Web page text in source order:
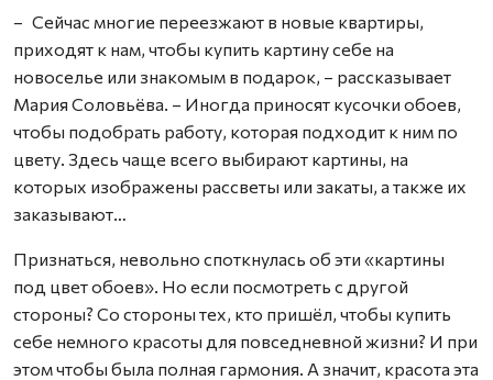
– Сейчас многие переезжают в новые квартиры,
приходят к нам, чтобы купить картину себе на
новоселье или знакомым в подарок, – рассказывает
Мария Соловьёва. – Иногда приносят кусочки обоев,
чтобы подобрать работу, которая подходит к ним по
цвету. Здесь чаще всего выбирают картины, на
которых изображены рассветы или закаты, а также их
заказывают…
Признаться, невольно споткнулась об эти «картины
под цвет обоев». Но если посмотреть с другой
стороны? Со стороны тех, кто пришёл, чтобы купить
себе немного красоты для повседневной жизни? И при
этом чтобы была полная гармония. А значит, красота эта